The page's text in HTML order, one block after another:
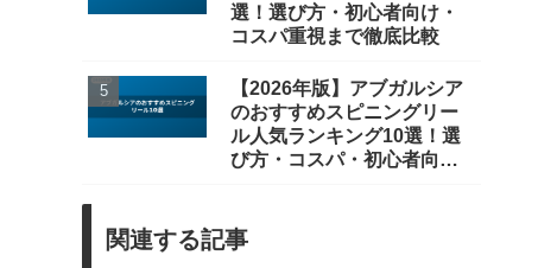
選！選び方・初心者向け・
コスパ重視まで徹底比較
【2026年版】アブガルシア
のおすすめスピニングリー
ル人気ランキング10選！選
び方・コスパ・初心者向け
関連する記事